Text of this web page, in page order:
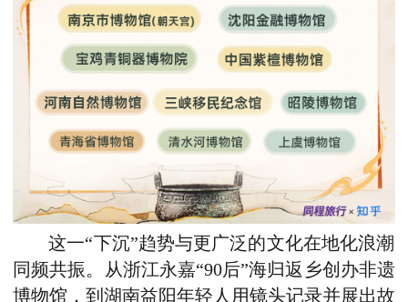
这一“下沉”趋势与更广泛的文化在地化浪潮
同频共振。从浙江永嘉“90后”海归返乡创办非遗
博物馆，到湖南益阳年轻人用镜头记录并展出故